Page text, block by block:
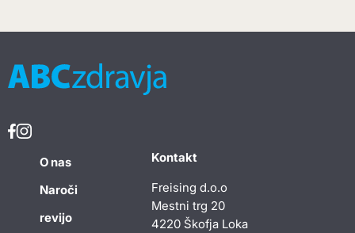
O nas
Naroči
revijo
Kontakt
Freising d.o.o
Mestni trg 20
4220 Škofja Loka